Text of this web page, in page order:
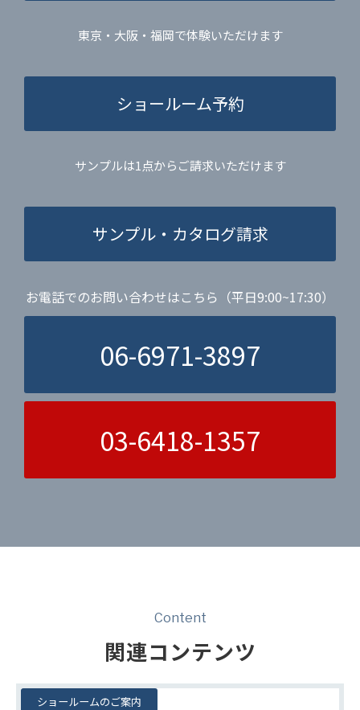
東京・大阪・福岡で体験いただけます
ショールーム予約
サンプルは1点からご請求いただけます
サンプル・カタログ請求
お電話でのお問い合わせはこちら（平日9:00~17:30）
06-6971-3897
03-6418-1357
Content
関連コンテンツ
ショールームのご案内